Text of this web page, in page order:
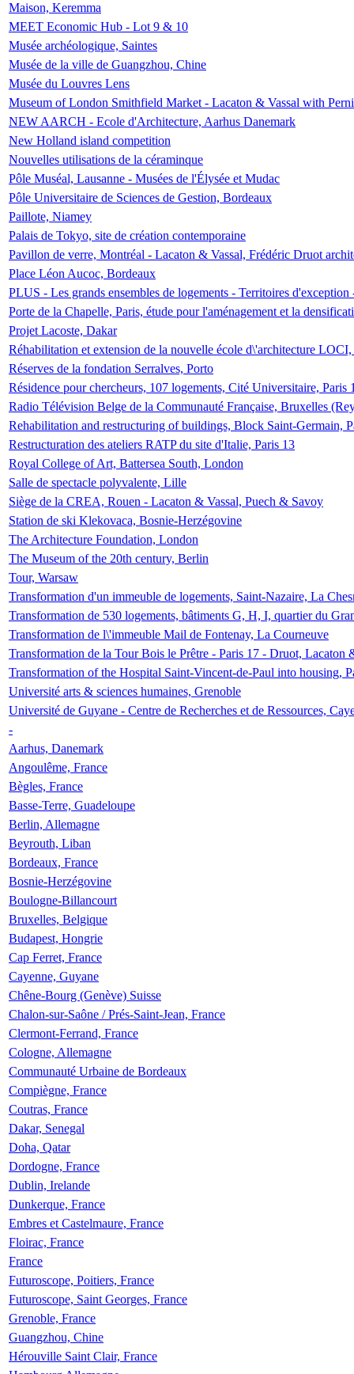
Maison, Keremma
MEET Economic Hub - Lot 9 & 10
Musée archéologique, Saintes
Musée de la ville de Guangzhou, Chine
Musée du Louvres Lens
Museum of London Smithfield Market - Lacaton & Vassal with
NEW AARCH - Ecole d'Architecture, Aarhus Danemark
New Holland island competition
Nouvelles utilisations de la céraminque
Pôle Muséal, Lausanne - Musées de l'Élysée et Mudac
Pôle Universitaire de Sciences de Gestion, Bordeaux
Paillote, Niamey
Palais de Tokyo, site de création contemporaine
Pavillon de verre, Montréal - Lacaton & Vassal, Frédéric Druot
Place Léon Aucoc, Bordeaux
PLUS - Les grands ensembles de logements - Territoires
Porte de la Chapelle, Paris, étude pour l'aménagement et la
Projet Lacoste, Dakar
Réhabilitation et extension de la nouvelle école d\'architecture
Réserves de la fondation Serralves, Porto
Résidence pour chercheurs, 107 logements, Cité Universitaire, Paris
Radio Télévision Belge de la Communauté Française, Bruxelles
Rehabilitation and restructuring of buildings, Block Saint-Germain,
Restructuration des ateliers RATP du site d'Italie, Paris 13
Royal College of Art, Battersea South, London
Salle de spectacle polyvalente, Lille
Siège de la CREA, Rouen - Lacaton & Vassal, Puech & Savoy
Station de ski Klekovaca, Bosnie-Herzégovine
The Architecture Foundation, London
The Museum of the 20th century, Berlin
Tour, Warsaw
Transformation d'un immeuble de logements, Saint-Nazaire, La
Transformation de 530 logements, bâtiments G, H, I, quartier du
Transformation de l\'immeuble Mail de Fontenay, La Courneuve
Transformation de la Tour Bois le Prêtre - Paris 17 - Druot, Lacaton
Transformation of the Hospital Saint-Vincent-de-Paul into housing,
Université arts & sciences humaines, Grenoble
Université de Guyane - Centre de Recherches et de Ressources,
-
Aarhus, Danemark
Angoulême, France
Bègles, France
Basse-Terre, Guadeloupe
Berlin, Allemagne
Beyrouth, Liban
Bordeaux, France
Bosnie-Herzégovine
Boulogne-Billancourt
Bruxelles, Belgique
Budapest, Hongrie
Cap Ferret, France
Cayenne, Guyane
Chêne-Bourg (Genève) Suisse
Chalon-sur-Saône / Prés-Saint-Jean, France
Clermont-Ferrand, France
Cologne, Allemagne
Communauté Urbaine de Bordeaux
Compiègne, France
Coutras, France
Dakar, Senegal
Doha, Qatar
Dordogne, France
Dublin, Irelande
Dunkerque, France
Embres et Castelmaure, France
Floirac, France
France
Futuroscope, Poitiers, France
Futuroscope, Saint Georges, France
Grenoble, France
Guangzhou, Chine
Hérouville Saint Clair, France